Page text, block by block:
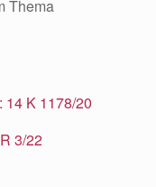
Thema
14 K 1178/20
3/22